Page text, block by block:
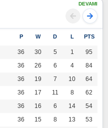
DEVAMI
P W D L PTS
36 30 5 1
95
36 26 6 4
84
36 19 7 10
64
36 17 11 8
62
36 16 6 14
54
36 15 8 13
53